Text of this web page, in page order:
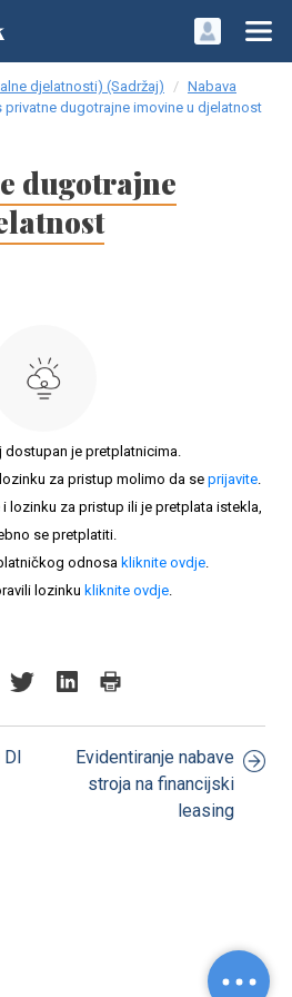
djelatnosti) (Sadržaj)
Nabava
privatne dugotrajne imovine u djelatnost
dugotrajne
dostupan je pretplatnicima.
za pristup molimo da se prijavite.
lozinku za pristup ili je pretplata istekla,
se pretplatiti.
odnosa kliknite ovdje.
lozinku kliknite ovdje.
DI
Evidentiranje nabave
stroja na financijski
leasing